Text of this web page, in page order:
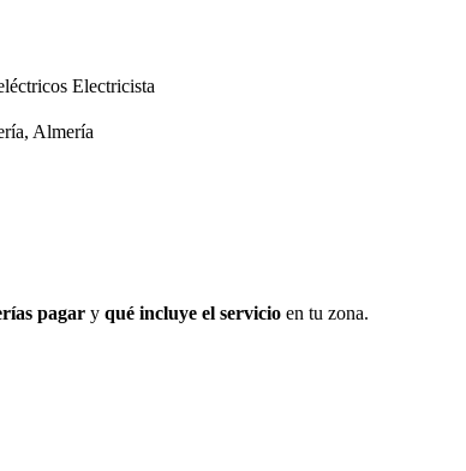
Electricista
Almería
pagar y qué incluye el servicio en tu zona.